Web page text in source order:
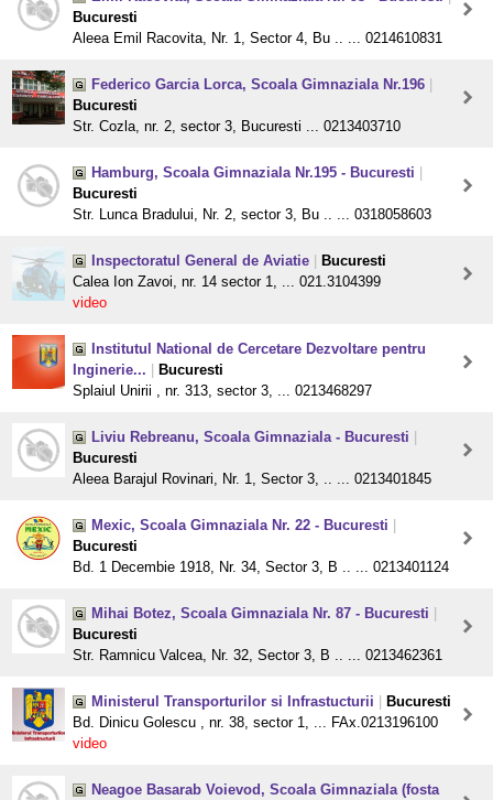
Bucuresti
Aleea Emil Racovita, Nr. 1, Sector 4, Bu .. ... 0214610831
Federico Garcia Lorca, Scoala Gimnaziala Nr.196
Bucuresti
Str. Cozla, nr. 2, sector 3, Bucuresti ... 0213403710
Hamburg, Scoala Gimnaziala Nr.195 - Bucuresti
Bucuresti
Str. Lunca Bradului, Nr. 2, sector 3, Bu .. ... 0318058603
Inspectoratul General de Aviatie
Bucuresti
Calea Ion Zavoi, nr. 14 sector 1, ... 021.3104399
video
Institutul National de Cercetare Dezvoltare pentru
Inginerie...
Bucuresti
Splaiul Unirii , nr. 313, sector 3, ... 0213468297
Liviu Rebreanu, Scoala Gimnaziala - Bucuresti
Bucuresti
Aleea Barajul Rovinari, Nr. 1, Sector 3, .. ... 0213401845
Mexic, Scoala Gimnaziala Nr. 22 - Bucuresti
Bucuresti
Bd. 1 Decembie 1918, Nr. 34, Sector 3, B .. ... 0213401124
Mihai Botez, Scoala Gimnaziala Nr. 87 - Bucuresti
Bucuresti
Str. Ramnicu Valcea, Nr. 32, Sector 3, B .. ... 0213462361
Ministerul Transporturilor si Infrastucturii
Bucuresti
Bd. Dinicu Golescu , nr. 38, sector 1, ... FAx.0213196100
video
Neagoe Basarab Voievod, Scoala Gimnaziala (fosta